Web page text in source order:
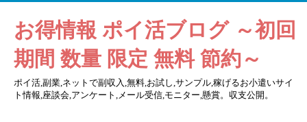
お得情報 ポイ活ブログ ～初回
期間 数量 限定 無料 節約～
ポイ活,副業,ネットで副収入,無料,お試し,サンプル,稼げるお小遣いサイ
ト情報,座談会,アンケート,メール受信,モニター,懸賞。収支公開。